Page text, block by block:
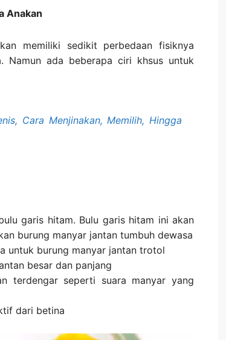
Anakan
memiliki sedikit perbedaan fisiknya
Namun ada beberapa ciri khsus untuk
Cara Menjinakan, Memilih, Hingga
garis hitam. Bulu garis hitam ini akan
burung manyar jantan tumbuh dewasa
untuk burung manyar jantan trotol
besar dan panjang
terdengar seperti suara manyar yang
dari betina